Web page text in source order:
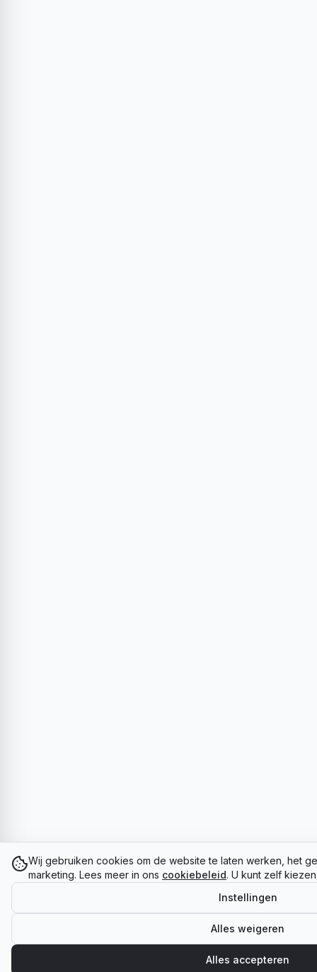
Wij gebruiken cookies om de website te laten werken, het
marketing. Lees meer in ons cookiebeleid. U kunt zelf
Instellingen
Alles weigeren
Alles accepteren